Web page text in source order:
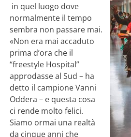
in quel luogo dove
normalmente il tempo
sembra non passare mai.
«Non era mai accaduto
prima d’ora che il
“freestyle Hospital”
approdasse al Sud – ha
detto il campione Vanni
Oddera – e questa cosa
ci rende molto felici.
Siamo ormai una realtà
da cinque anni che